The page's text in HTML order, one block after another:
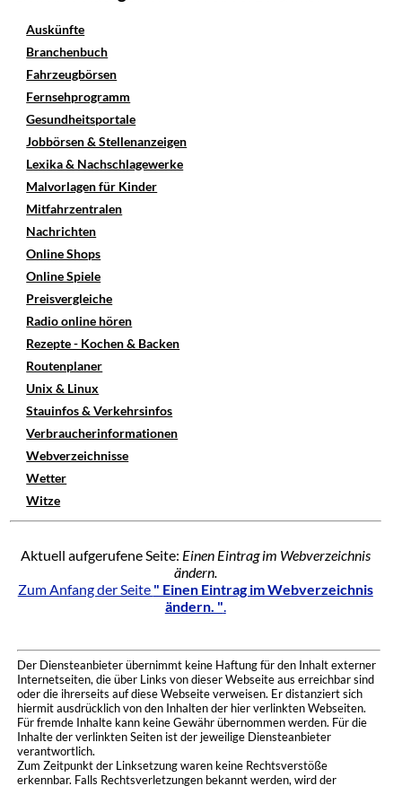
Auskünfte
Branchenbuch
Fahrzeugbörsen
Fernsehprogramm
Gesundheitsportale
Jobbörsen & Stellenanzeigen
Lexika & Nachschlagewerke
Malvorlagen für Kinder
Mitfahrzentralen
Nachrichten
Online Shops
Online Spiele
Preisvergleiche
Radio online hören
Rezepte - Kochen & Backen
Routenplaner
Unix & Linux
Stauinfos & Verkehrsinfos
Verbraucherinformationen
Webverzeichnisse
Wetter
Witze
Aktuell aufgerufene Seite: Einen Eintrag im Webverzeichnis
ändern.
Zum Anfang der Seite " Einen Eintrag im Webverzeichnis
ändern. ".
Der Diensteanbieter übernimmt keine Haftung für den Inhalt externer
Internetseiten, die über Links von dieser Webseite aus erreichbar sind
oder die ihrerseits auf diese Webseite verweisen. Er distanziert sich
hiermit ausdrücklich von den Inhalten der hier verlinkten Webseiten.
Für fremde Inhalte kann keine Gewähr übernommen werden. Für die
Inhalte der verlinkten Seiten ist der jeweilige Diensteanbieter
verantwortlich.
Zum Zeitpunkt der Linksetzung waren keine Rechtsverstöße
erkennbar. Falls Rechtsverletzungen bekannt werden, wird der